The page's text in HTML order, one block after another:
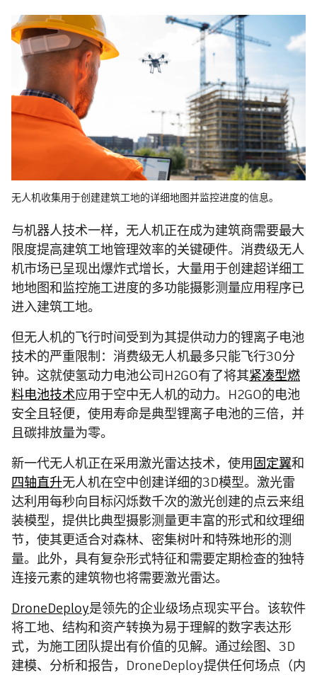
无人机收集用于创建建筑工地的详细地图并监控进度的信息。
与机器人技术一样，无人机正在成为建筑商需要最大
限度提高建筑工地管理效率的关键硬件。消费级无人
机市场已呈现出爆炸式增长，大量用于创建超详细工
地地图和监控施工进度的多功能摄影测量应用程序已
进入建筑工地。
但无人机的飞行时间受到为其提供动力的锂离子电池
技术的严重限制：消费级无人机最多只能飞行30分
钟。这就使氢动力电池公司H2GO有了将其紧凑型燃
料电池技术应用于空中无人机的动力。H2GO的电池
安全且轻便，使用寿命是典型锂离子电池的三倍，并
且碳排放量为零。
新一代无人机正在采用激光雷达技术，使用固定翼和
四轴直升无人机在空中创建详细的3D模型。激光雷
达利用每秒向目标闪烁数千次的激光创建的点云来组
装模型，提供比典型摄影测量更丰富的形式和纹理细
节，使其更适合对森林、密集树叶和特殊地形的测
量。此外，具有复杂形式特征和需要定期检查的独特
连接元素的建筑物也将需要激光雷达。
DroneDeploy是领先的企业级场点现实平台。该软件
将工地、结构和资产转换为易于理解的数字表达形
式，为施工团队提出有价值的见解。通过绘图、3D
建模、分析和报告，DroneDeploy提供任何场点（内